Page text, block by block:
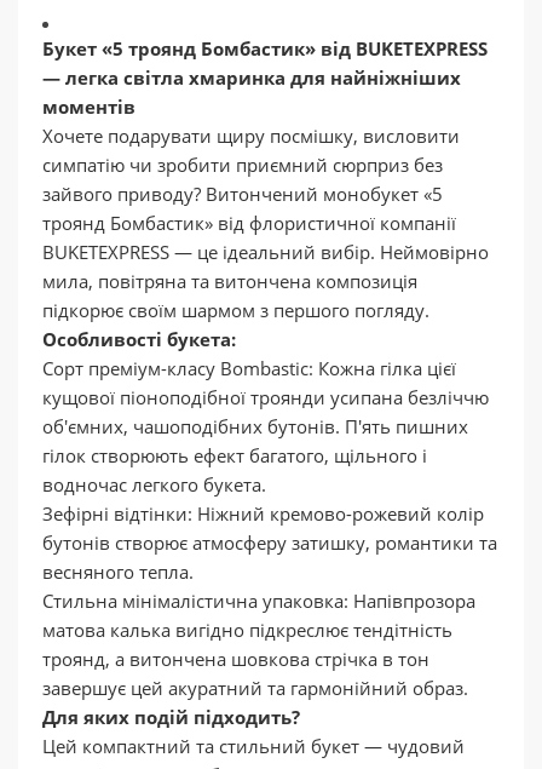
Букет «5 троянд Бомбастик» від BUKETEXPRESS
— легка світла хмаринка для найніжніших
моментів
Хочете подарувати щиру посмішку, висловити
симпатію чи зробити приємний сюрприз без
зайвого приводу? Витончений монобукет «5
троянд Бомбастик» від флористичної компанії
BUKETEXPRESS — це ідеальний вибір. Неймовірно
мила, повітряна та витончена композиція
підкорює своїм шармом з першого погляду.
Особливості букета:
Сорт преміум-класу Bombastic: Кожна гілка цієї
кущової піоноподібної троянди усипана безліччю
об'ємних, чашоподібних бутонів. П'ять пишних
гілок створюють ефект багатого, щільного і
водночас легкого букета.
Зефірні відтінки: Ніжний кремово-рожевий колір
бутонів створює атмосферу затишку, романтики та
весняного тепла.
Стильна мінімалістична упаковка: Напівпрозора
матова калька вигідно підкреслює тендітність
троянд, а витончена шовкова стрічка в тон
завершує цей акуратний та гармонійний образ.
Для яких подій підходить?
Цей компактний та стильний букет — чудовий